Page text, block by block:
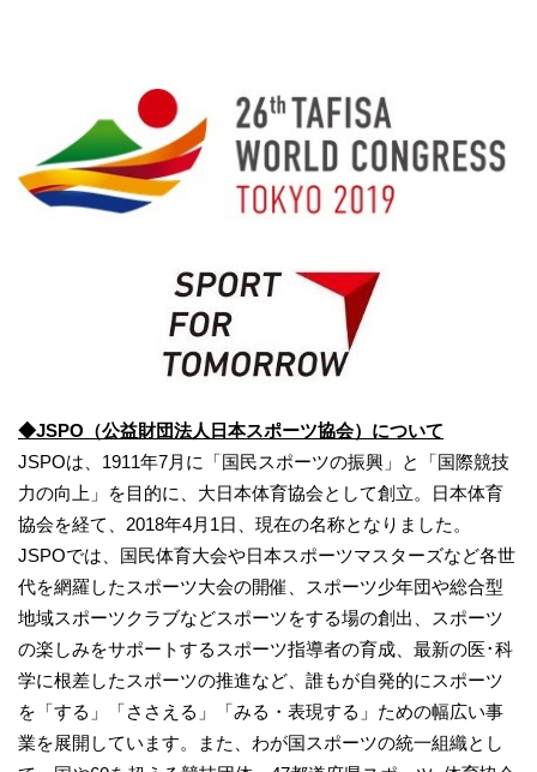
◆JSPO（公益財団法人日本スポーツ協会）について
JSPOは、1911年7月に「国民スポーツの振興」と「国際競技
力の向上」を目的に、大日本体育協会として創立。日本体育
協会を経て、2018年4月1日、現在の名称となりました。
JSPOでは、国民体育大会や日本スポーツマスターズなど各世
代を網羅したスポーツ大会の開催、スポーツ少年団や総合型
地域スポーツクラブなどスポーツをする場の創出、スポーツ
の楽しみをサポートするスポーツ指導者の育成、最新の医･科
学に根差したスポーツの推進など、誰もが自発的にスポーツ
を「する」「ささえる」「みる・表現する」ための幅広い事
業を展開しています。また、わが国スポーツの統一組織とし